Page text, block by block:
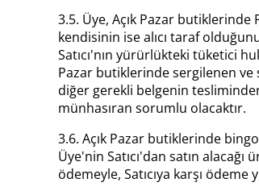
3.5. Üye, Açık Pazar butiklerinde
kendisinin ise alıcı taraf
Satıcı'nın yürürlükteki tüketici
Pazar butiklerinde sergilenen
diğer gerekli belgenin
münhasıran sorumlu olacaktır.
3.6. Açık Pazar butiklerinde
Üye'nin Satıcı'dan satın
ödemeyle, Satıcıya karşı